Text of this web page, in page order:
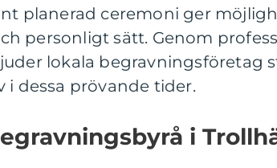
planerad ceremoni ger
personligt sätt. Genom
lokala begravningsföretag
i dessa prövande tider.
i